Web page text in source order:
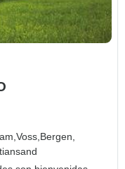
Voss, Bergen,